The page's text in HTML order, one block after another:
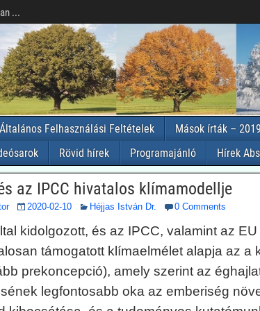
...
Felhasználási Feltételek Mások írták – 2019
Rövid hírek Programajánló Hírek
az IPCC hivatalos klímamodellje
2020-02-10 Héjjas István Dr. 0 Comments
kidolgozott, és az IPCC, valamint az
támogatott klímaelmélet alapja az a
prekoncepció), amely szerint az
legfontosabb oka az emberiség